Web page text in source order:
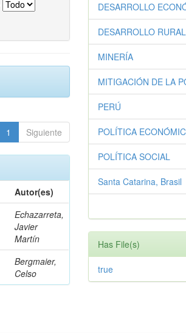
1 Siguiente
Autor(es)
Echazarreta,
Javier
Martín
Bergmaier,
Celso
DESARROLLO
DESARROLLO RURAL
MINERÍA
MITIGACIÓN DE LA
PERÚ
POLÍTICA
POLÍTICA SOCIAL
Santa Catarina, Brasil
Has File(s)
true